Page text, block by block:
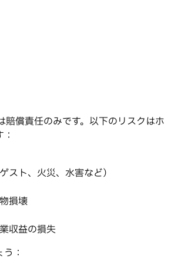
賠償責任のみです。以下のリスクはホ
スト、火災、水害など）
損壊
収益の損失
：